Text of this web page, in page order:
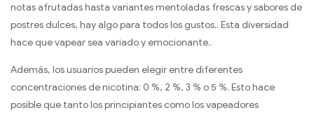
notas afrutadas hasta variantes mentoladas frescas y sabores de
postres dulces, hay algo para todos los gustos.. Esta diversidad
hace que vapear sea variado y emocionante..
Además, los usuarios pueden elegir entre diferentes
concentraciones de nicotina: 0 %, 2 %, 3 % o 5 %. Esto hace
posible que tanto los principiantes como los vapeadores